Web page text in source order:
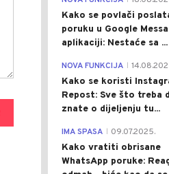
Kako se povlači
poruku u Google
aplikaciji: Nestaće sa ...
NOVA FUNKCIJA
Kako se koristi
Repost: Sve što treba
znate o dijeljenju tu...
IMA SPASA 09.07.2025.
Kako vratiti obrisane
WhatsApp poruke: